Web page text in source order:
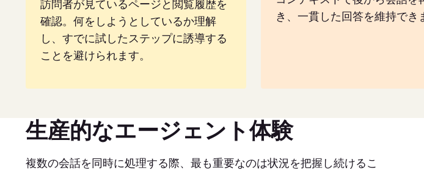
訪問者が見ているページと閲覧履歴を
確認。何をしようとしているか理解
し、すでに試したステップに誘導する
ことを避けられます。
き、一貫した回答を維持でき
生産的なエージェント体験
複数の会話を同時に処理する際、最も重要なのは状況を把握し続けるこ